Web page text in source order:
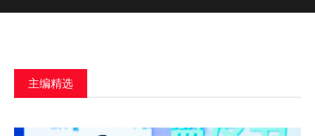
主编精选